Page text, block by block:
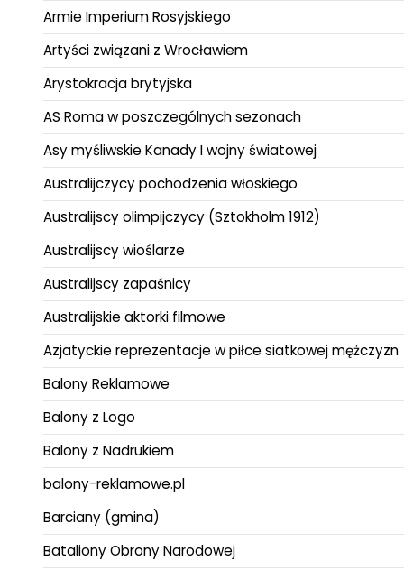
Armie Imperium Rosyjskiego
Artyści związani z Wrocławiem
Arystokracja brytyjska
AS Roma w poszczególnych sezonach
Asy myśliwskie Kanady I wojny światowej
Australijczycy pochodzenia włoskiego
Australijscy olimpijczycy (Sztokholm 1912)
Australijscy wioślarze
Australijscy zapaśnicy
Australijskie aktorki filmowe
Azjatyckie reprezentacje w piłce siatkowej mężczyzn
Balony Reklamowe
Balony z Logo
Balony z Nadrukiem
balony-reklamowe.pl
Barciany (gmina)
Bataliony Obrony Narodowej